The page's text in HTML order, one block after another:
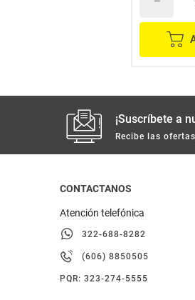
¡Suscríbete a
Recibe las
CONTACTANOS
Atención telefónica
322-688-8282
(606) 8850505
PQR: 323-274-5555